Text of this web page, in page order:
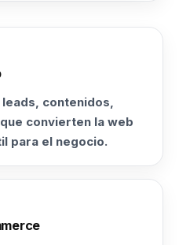
contenidos,
convierten la web
para el negocio.